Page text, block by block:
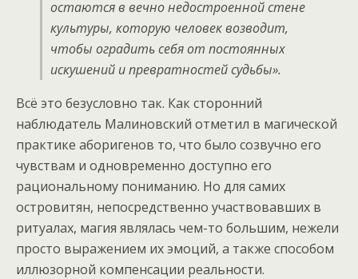
остаются в вечно недостроенной стене
культуры, которую человек возводит,
чтобы оградить себя от постоянных
искушений и превратностей судьбы».
Всё это безусловно так. Как сторонний
наблюдатель Малиновский отметил в магической
практике аборигенов то, что было созвучно его
чувствам и одновременно доступно его
рациональному пониманию. Но для самих
островитян, непосредственно участвовавших в
ритуалах, магия являлась чем-то большим, нежели
просто выражением их эмоций, а также способом
иллюзорной компенсации реальности.